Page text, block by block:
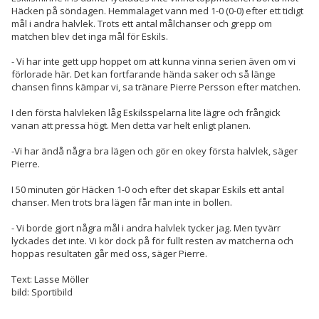
Häcken på söndagen. Hemmalaget vann med 1-0 (0-0) efter ett tidigt
mål i andra halvlek. Trots ett antal målchanser och grepp om
matchen blev det inga mål för Eskils.
- Vi har inte gett upp hoppet om att kunna vinna serien även om vi
förlorade här. Det kan fortfarande hända saker och så länge
chansen finns kämpar vi, sa tränare Pierre Persson efter matchen.
I den första halvleken låg Eskilsspelarna lite lägre och frångick
vanan att pressa högt. Men detta var helt enligt planen.
-Vi har ändå några bra lägen och gör en okey första halvlek, säger
Pierre.
I 50 minuten gör Häcken 1-0 och efter det skapar Eskils ett antal
chanser. Men trots bra lägen får man inte in bollen.
- Vi borde gjort några mål i andra halvlek tycker jag. Men tyvärr
lyckades det inte. Vi kör dock på för fullt resten av matcherna och
hoppas resultaten går med oss, säger Pierre.
Text: Lasse Möller
bild: Sportibild